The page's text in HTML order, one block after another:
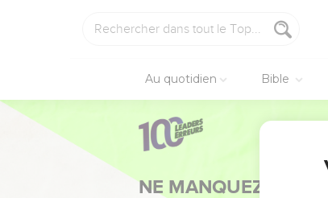
Au quotidien Bible
NE MANQUEZ PAS